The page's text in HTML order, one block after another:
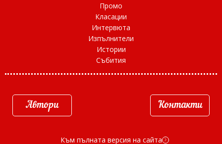
Промо
Класации
Интервюта
Изпълнители
Истории
Събития
Автори Контакти
Към пълната версия на сайта d